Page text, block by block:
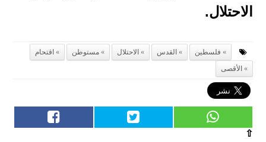
الاحتلال.
فلسطين القدس الاحتلال مستوطن
اقتحام
الأقصى
⇧